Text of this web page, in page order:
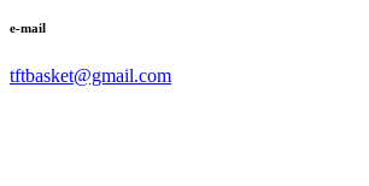
e-mail
tftbasket@gmail.com